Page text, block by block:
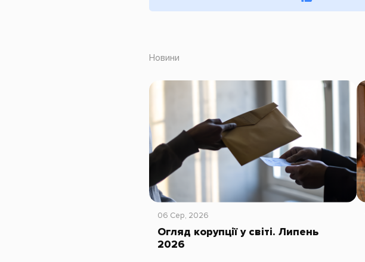
Новини
06 Сер, 2026
Огляд корупції у світі. Липень
2026